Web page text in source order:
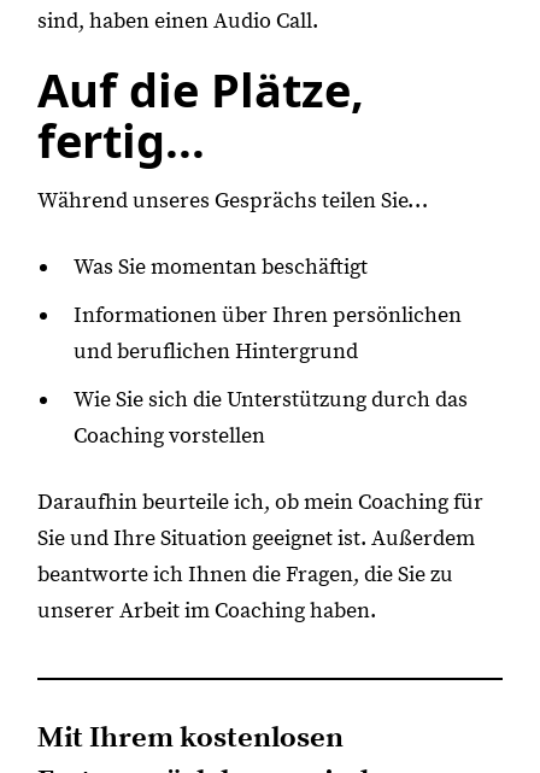
sind, haben einen Audio Call.
Auf die Plätze,
fertig...
Während unseres Gesprächs teilen Sie…
Was Sie momentan beschäftigt
Informationen über Ihren persönlichen
und beruflichen Hintergrund
Wie Sie sich die Unterstützung durch das
Coaching vorstellen
Daraufhin beurteile ich, ob mein Coaching für
Sie und Ihre Situation geeignet ist. Außerdem
beantworte ich Ihnen die Fragen, die Sie zu
unserer Arbeit im Coaching haben.
Mit Ihrem kostenlosen